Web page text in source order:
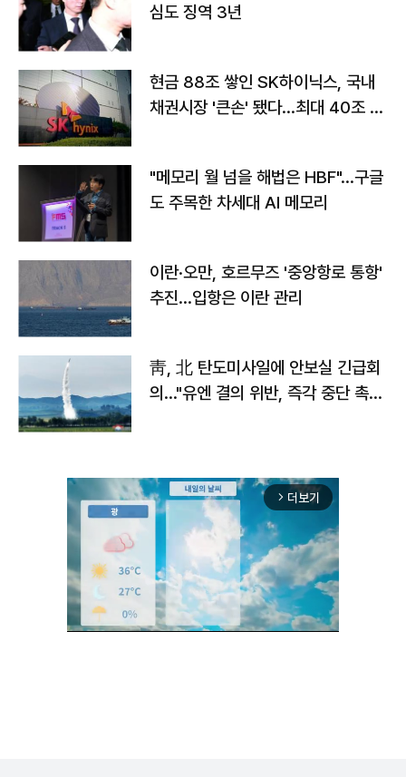
심도 징역 3년
현금 88조 쌓인 SK하이닉스, 국내
채권시장 '큰손' 됐다…최대 40조 투
"메모리 월 넘을 해법은 HBF"…구글
도 주목한 차세대 AI 메모리
이란·오만, 호르무즈 '중앙항로 통항'
추진…입항은 이란 관리
靑, 北 탄도미사일에 안보실 긴급회
의…"유엔 결의 위반, 즉각 중단 촉
arrow_forward_ios 더보기